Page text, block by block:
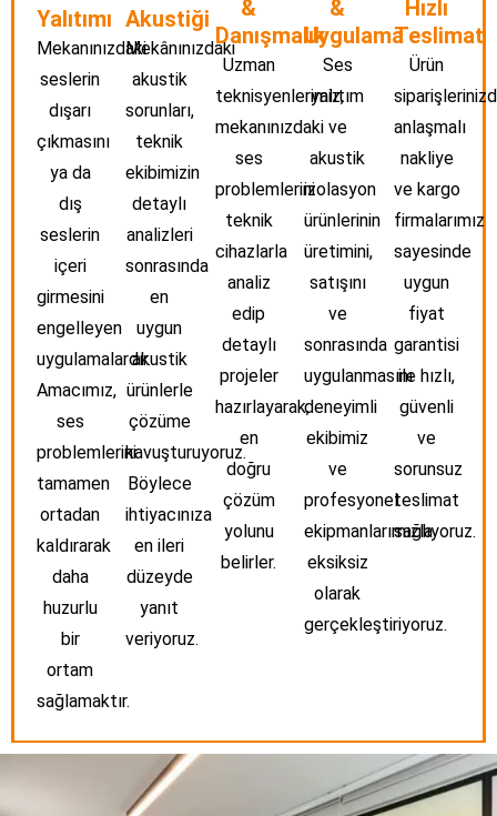
Yalıtımı
Mekanınızdaki
seslerin
dışarı
çıkmasını
ya da
dış
seslerin
içeri
girmesini
engelleyen
uygulamalardır.
Amacımız,
ses
problemlerini
tamamen
ortadan
kaldırarak
daha
huzurlu
bir
ortam
sağlamaktır.
Akustiği
Mekânınızdaki
akustik
sorunları,
teknik
ekibimizin
detaylı
analizleri
sonrasında
en
uygun
akustik
ürünlerle
çözüme
kavuşturuyoruz.
Böylece
ihtiyacınıza
en ileri
düzeyde
yanıt
veriyoruz.
&
Danışmalık
Uzman
teknisyenlerimiz,
mekanınızdaki
ses
problemlerini
teknik
cihazlarla
analiz
edip
detaylı
projeler
hazırlayarak,
en
doğru
çözüm
yolunu
belirler.
&
Uygulama
Ses
yalıtım
ve
akustik
izolasyon
ürünlerinin
üretimini,
satışını
ve
sonrasında
uygulanmasını
deneyimli
ekibimiz
ve
profesyonel
ekipmanlarımızla
eksiksiz
olarak
gerçekleştiriyoruz.
Hızlı
Teslimat
Ürün
anlaşmalı
nakliye
ve kargo
firmalarımız
sayesinde
uygun
fiyat
garantisi
ile hızlı,
güvenli
ve
sorunsuz
teslimat
sağlıyoruz.